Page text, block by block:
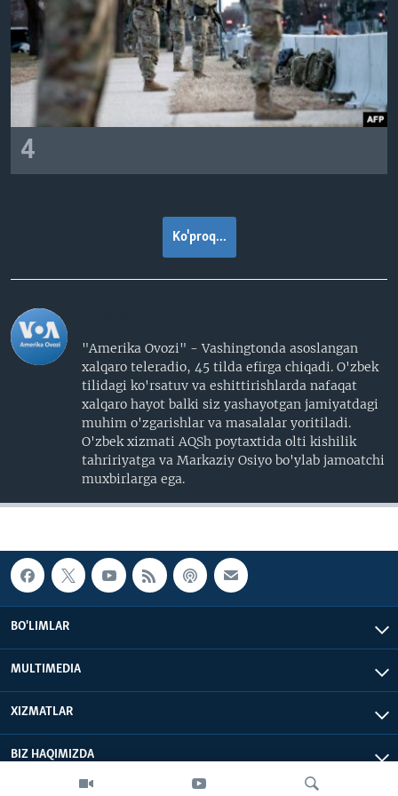
4
Ko'proq...
"Amerika Ovozi" - Vashingtonda asoslangan
xalqaro teleradio, 45 tilda efirga chiqadi. O'zbek
tilidagi ko'rsatuv va eshittirishlarda nafaqat
xalqaro hayot balki siz yashayotgan jamiyatdagi
muhim o'zgarishlar va masalalar yoritiladi.
O'zbek xizmati AQSh poytaxtida olti kishilik
tahririyatga va Markaziy Osiyo bo'ylab jamoatchi
muxbirlarga ega.
BO'LIMLAR
MULTIMEDIA
XIZMATLAR
BIZ HAQIMIZDA